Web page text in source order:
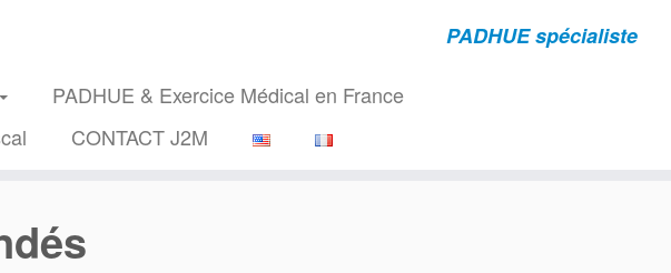
PADHUE spécialiste
PADHUE & Exercice Médical en France
CONTACT J2M